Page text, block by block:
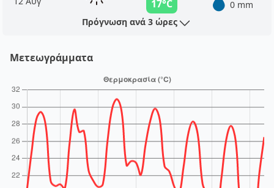
17°C
0 mm
Πρόγνωση ανά 3 ώρες
Μετεωγράμματα